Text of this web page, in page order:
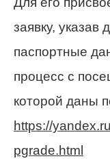
заявку,
паспортные
процесс с
которой даны
https://
pgrade.html